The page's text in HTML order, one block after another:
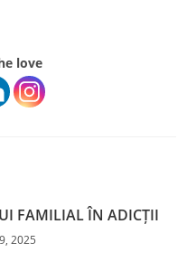
love
FAMILIAL ÎN ADICȚII
2025